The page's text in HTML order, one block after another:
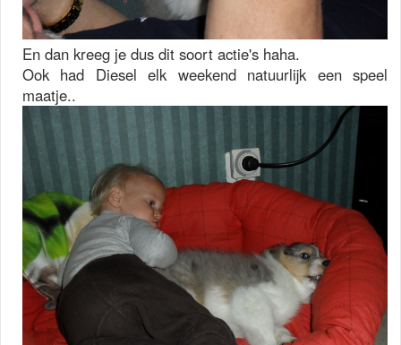
En dan kreeg je dus dit soort actie's haha.
Ook had Diesel elk weekend natuurlijk een speel
maatje..